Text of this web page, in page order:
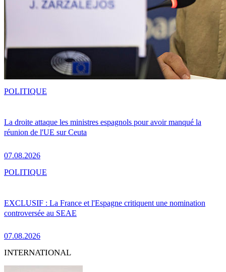
La droite attaque les ministres espagnols pour avoir manqué la
réunion de l'UE sur Ceuta
07.08.2026
POLITIQUE
EXCLUSIF : La France et l'Espagne critiquent une nomination
controversée au SEAE
07.08.2026
POLITIQUE
INTERNATIONAL